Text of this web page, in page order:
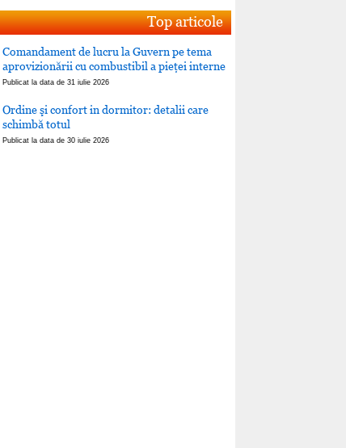
Top articole
Comandament de lucru la Guvern pe tema
aprovizionării cu combustibil a pieţei interne
Publicat la data de 31 iulie 2026
Ordine şi confort in dormitor: detalii care
schimbă totul
Publicat la data de 30 iulie 2026